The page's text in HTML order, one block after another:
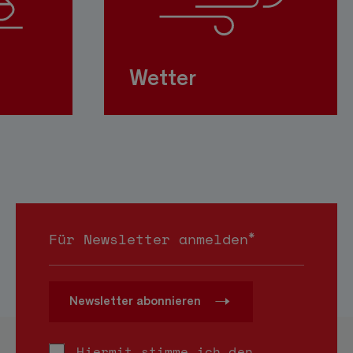
Wetter
Für Newsletter anmelden*
Newsletter abonnieren